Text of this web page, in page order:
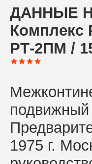
ДАННЫЕ
Комплекс
РТ-2ПМ /
подвижный
1975 г.